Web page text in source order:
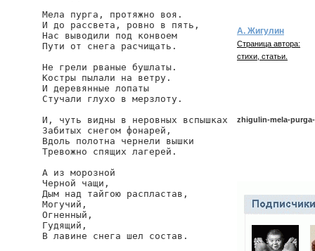
Мела пурга, протяжно воя.
И до рассвета, ровно в пять,
Нас выводили под конвоем
Пути от снега расчищать.
Не грели рваные бушлаты.
Костры пылали на ветру.
И деревянные лопаты
Стучали глухо в мерзлоту.
И, чуть видны в неровных вспышках
Забитых снегом фонарей,
Вдоль полотна чернели вышки
Тревожно спящих лагерей.
А из морозной
Черной чащи,
Дым над тайгою распластав,
Могучий,
Огненный,
Гудящий,
В лавине снега шел состав.
А. Жигулин
Страница автора:
стихи, статьи.
zhigulin-mela-